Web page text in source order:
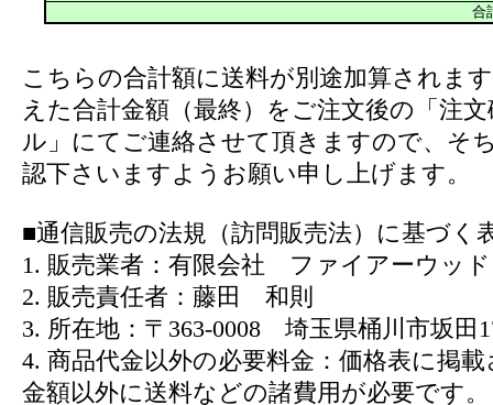
合
こちらの合計額に送料が別途加算されま
えた合計金額（最終）をご注文後の「注
ル」にてご連絡させて頂きますので、そ
認下さいますようお願い申し上げます。
■通信販売の法規（訪問販売法）に基づく
1. 販売業者：有限会社 ファイアーウッド
2. 販売責任者：藤田 和則
3. 所在地：〒363-0008 埼玉県桶川市坂田
4. 商品代金以外の必要料金：価格表に掲
金額以外に送料などの諸費用が必要です。